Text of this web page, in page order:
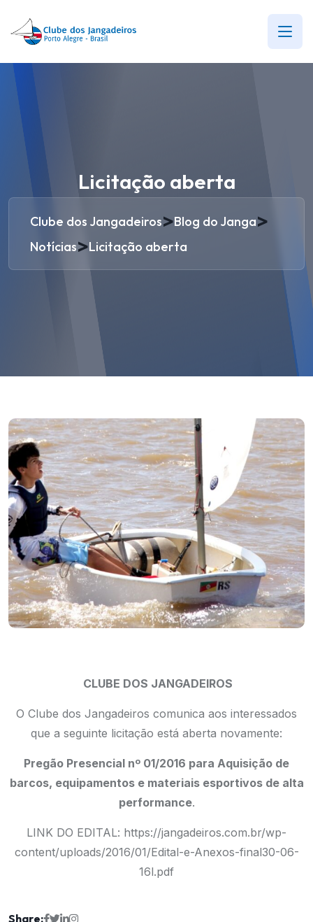
Licitação aberta
Clube dos Jangadeiros>Blog do Janga>
Notícias>Licitação aberta
CLUBE DOS JANGADEIROS
O Clube dos Jangadeiros comunica aos interessados
que a seguinte licitação está aberta novamente:
Pregão Presencial nº 01/2016 para Aquisição de
barcos, equipamentos e materiais esportivos de alta
performance.
LINK DO EDITAL: https://jangadeiros.com.br/wp-
content/uploads/2016/01/Edital-e-Anexos-final30-06-
16l.pdf
Share: